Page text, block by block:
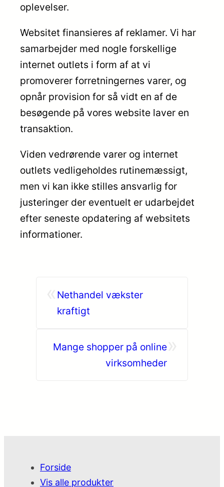
oplevelser.
Websitet finansieres af reklamer. Vi har
samarbejder med nogle forskellige
internet outlets i form af at vi
promoverer forretningernes varer, og
opnår provision for så vidt en af de
besøgende på vores website laver en
transaktion.
Viden vedrørende varer og internet
outlets vedligeholdes rutinemæssigt,
men vi kan ikke stilles ansvarlig for
justeringer der eventuelt er udarbejdet
efter seneste opdatering af websitets
informationer.
Nethandel vækster
kraftigt
Mange shopper på online
virksomheder
Forside
Vis alle produkter